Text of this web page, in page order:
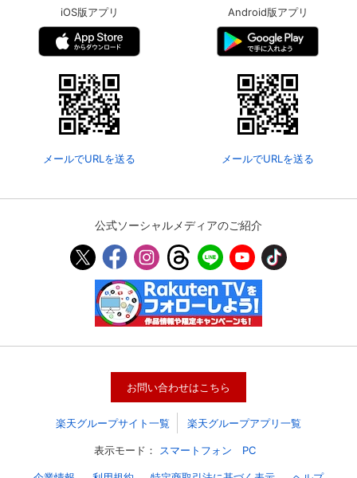
会員設定 会員情報 閉じる
ジットカード情報の変更が可能です。
決済方法変更 決済方法の変更が可能です。
iOS版アプリ
メールでURLを送る
Android版アプリ
メールでURLを送る
公式ソーシャルメディアのご紹介
お問い合わせはこちら
楽天グループサイト一覧 楽天グループアプリ一覧
表示モード： スマートフォン PC